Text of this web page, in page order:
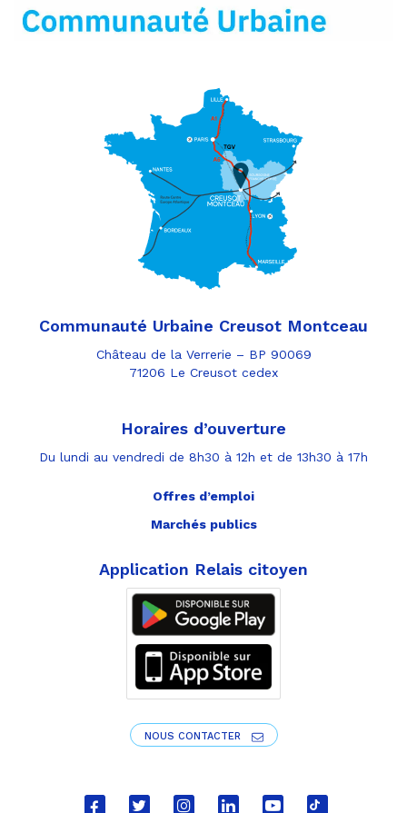
mail
Communauté Urbaine Creusot Montceau
Château de la Verrerie – BP 90069
71206 Le Creusot cedex
Horaires d’ouverture
Du lundi au vendredi de 8h30 à 12h et de 13h30 à 17h
Offres d’emploi
Marchés publics
Application Relais citoyen
NOUS CONTACTER